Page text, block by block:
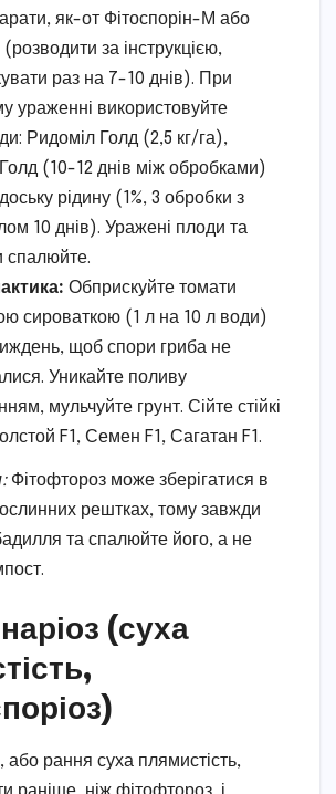
як-от Фітоспорін-М або
(розводити за інструкцією,
раз на 7-10 днів). При
ураженні використовуйте
Ридоміл Голд (2,5 кг/га),
(10-12 днів між обробками)
рідину (1%, 3 обробки з
10 днів). Уражені плоди та
спалюйте.
Обприскуйте томати
сироваткою (1 л на 10 л води)
щоб спори гриба не
Уникайте поливу
мульчуйте грунт. Сійте стійкі
F1, Семен F1, Сагатан F1.
Фітофтороз може зберігатися в
рештках, тому завжди
та спалюйте його, а не
(суха
або рання суха плямистість,